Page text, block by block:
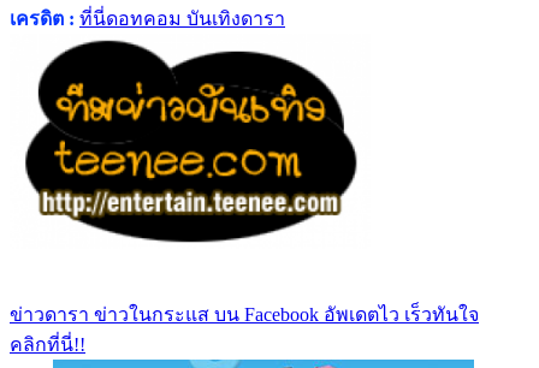
เครดิต : ที่นี่ดอทคอม บันเทิงดารา
ข่าวดารา ข่าวในกระแส บน Facebook อัพเดตไว เร็วทันใจ
คลิกที่นี่!!